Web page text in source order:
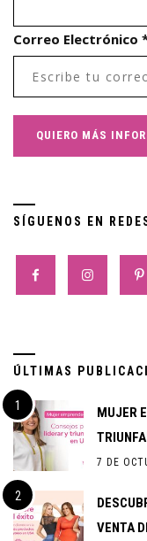
Correo Electrónico
SÍGUENOS EN
ÚLTIMAS
MUJER
7 DE
VENTA